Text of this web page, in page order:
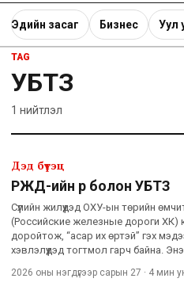
Эдийн засаг Бизнес Уул
TAG
УБТЗ
1 нийтлэл
Дэд бүтэц
РЖД-ийн өр болон УБТЗ
Сүүлийн жилүүдэд ОХУ-ын төрийн
(Российские железные дороги ХК)
доройтож, “асар их өртэй” гэх
хэвлэлүүдэд тогтмол гарч байна.
2026 оны нэгдүгээр сарын 27 · 4 мин